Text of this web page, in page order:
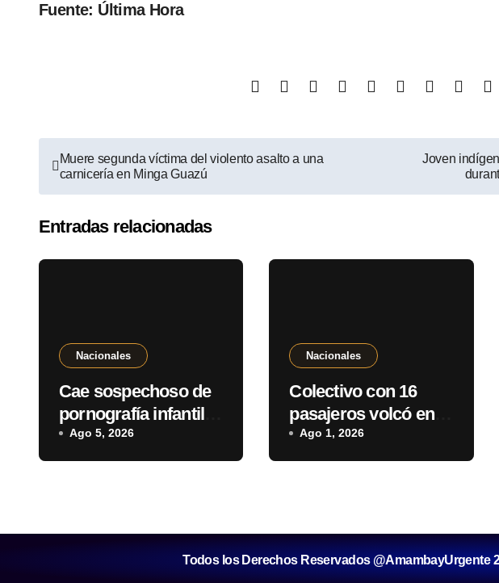
Fuente: Última Hora
Muere segunda víctima del violento asalto a una
carnicería en Minga Guazú
Joven
Entradas relacionadas
Nacionales
Cae sospechoso de
pornografía infantil y
tenencia de
estupefacientes en
Ago 5, 2026
Nacionales
Colectivo con 16
pasajeros volcó en la
ciudad de J. Augusto
saldivar
Ago 1, 2026
Todos los Derechos Reservados @AmambayUrgente